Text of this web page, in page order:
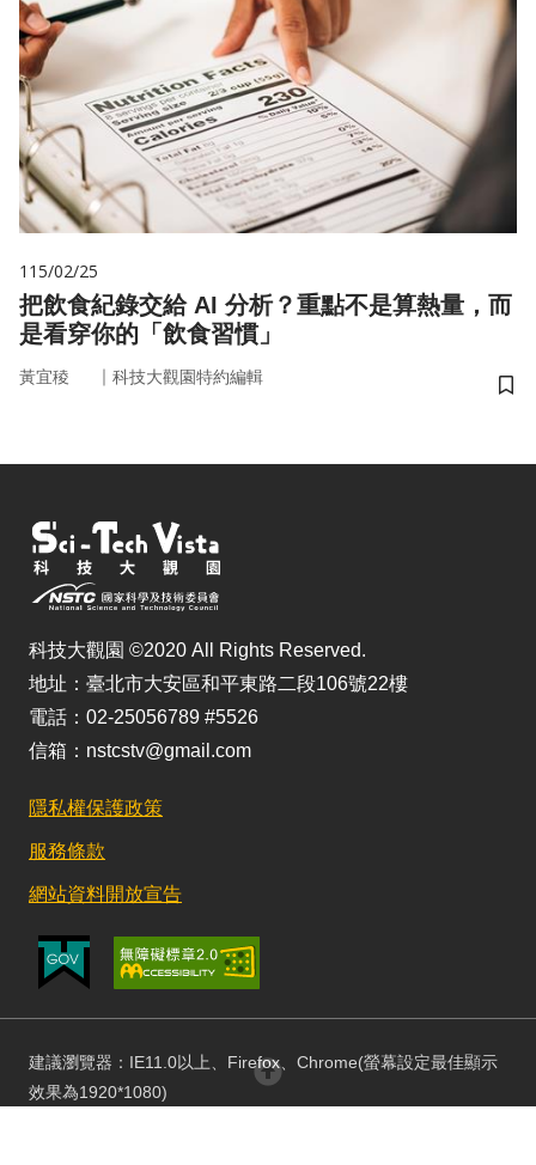
115/02/25
把飲食紀錄交給 AI 分析？重點不是算熱量，而
是看穿你的「飲食習慣」
黃宜稜 ｜ 科技大觀園特約編輯
儲
科技大觀園 ©2020 All Rights Reserved.
地址：臺北市大安區和平東路二段106號22樓
電話：02-25056789 #5526
信箱：nstcstv@gmail.com
隱私權保護政策
服務條款
網站資料開放宣告
建議瀏覽器：IE11.0以上、Firefox、Chrome(螢幕設定最佳顯示
效果為1920*1080)
回頂部